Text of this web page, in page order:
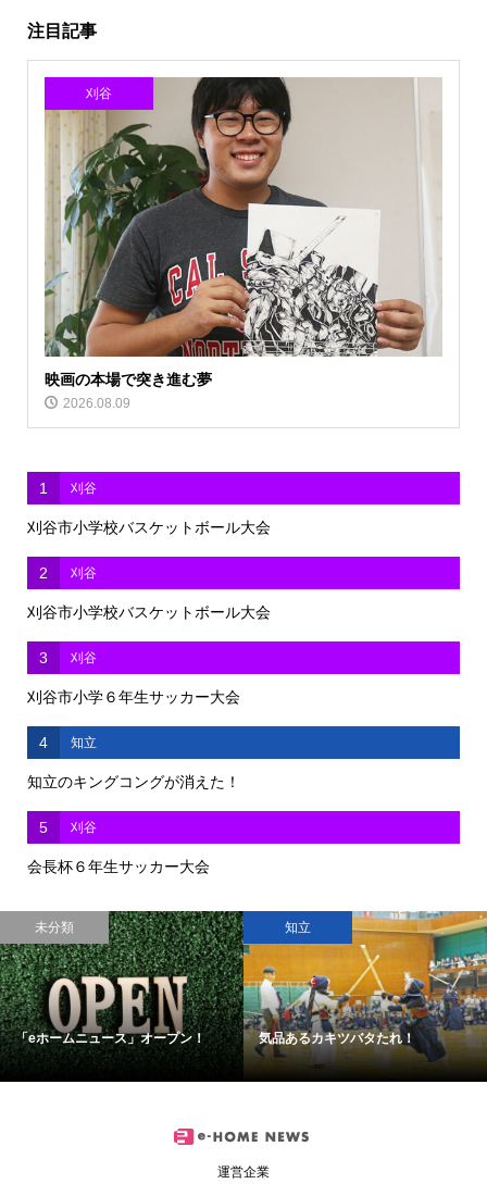
注目記事
刈谷
映画の本場で突き進む夢
2026.08.09
1 刈谷
刈谷市小学校バスケットボール大会
2 刈谷
刈谷市小学校バスケットボール大会
3 刈谷
刈谷市小学６年生サッカー大会
4 知立
知立のキングコングが消えた！
5 刈谷
会長杯６年生サッカー大会
未分類
「eホームニュース」オープン！
知立
気品あるカキツバタたれ！
運営企業